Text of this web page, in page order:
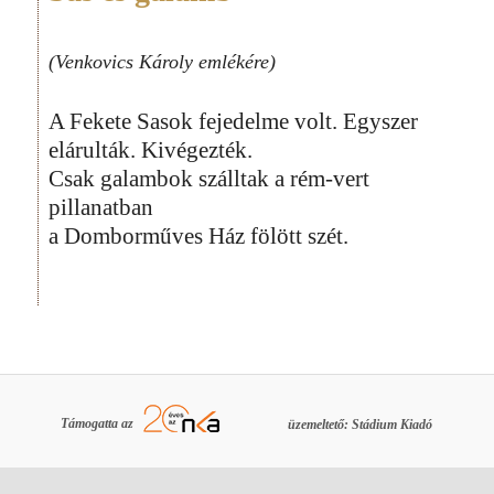
(Venkovics Károly emlékére)
A Fekete Sasok fejedelme volt. Egyszer
elárulták. Kivégezték.
Csak galambok szálltak a rém-vert
pillanatban
a Domborműves Ház fölött szét.
Támogatta az üzemeltető: Stádium Kiadó